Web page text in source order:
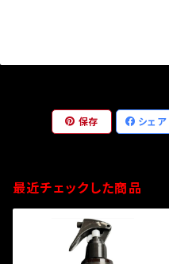
保存 シェア
最近チェックした商品